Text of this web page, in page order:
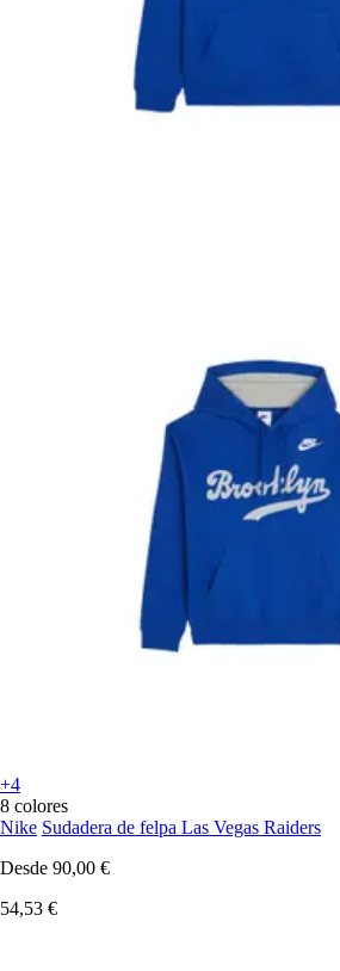
+4
8 colores
Nike Sudadera de felpa Las Vegas Raiders
Desde 90,00 €
54,53 €